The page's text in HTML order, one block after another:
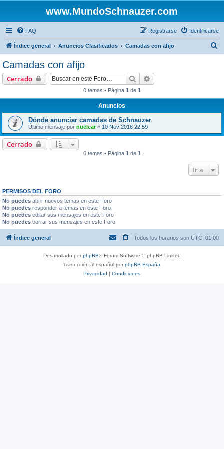
www.MundoSchnauzer.com
FAQ Identificarse
Registrarse
Índice general Anuncios Clasificados Camadas con afijo
Camadas con afijo
Cerrado Buscar
0 temas • Página 1 de 1
Anuncios
Dónde anunciar camadas de Schnauzer
Último mensaje por nuclear« 10 Nov 2016 22:59
Cerrado
0 temas • Página 1 de 1
Ir a
PERMISOS DEL FORO
No puedes abrir nuevos temas en este Foro
No puedes responder a temas en este Foro
No puedes editar sus mensajes en este Foro
No puedes borrar sus mensajes en este Foro
Índice general Todos los horarios son UTC+01:00
Desarrollado porphpBB® Forum Software © phpBB Limited
Traducción al español porphpBB España
Privacidad | Condiciones